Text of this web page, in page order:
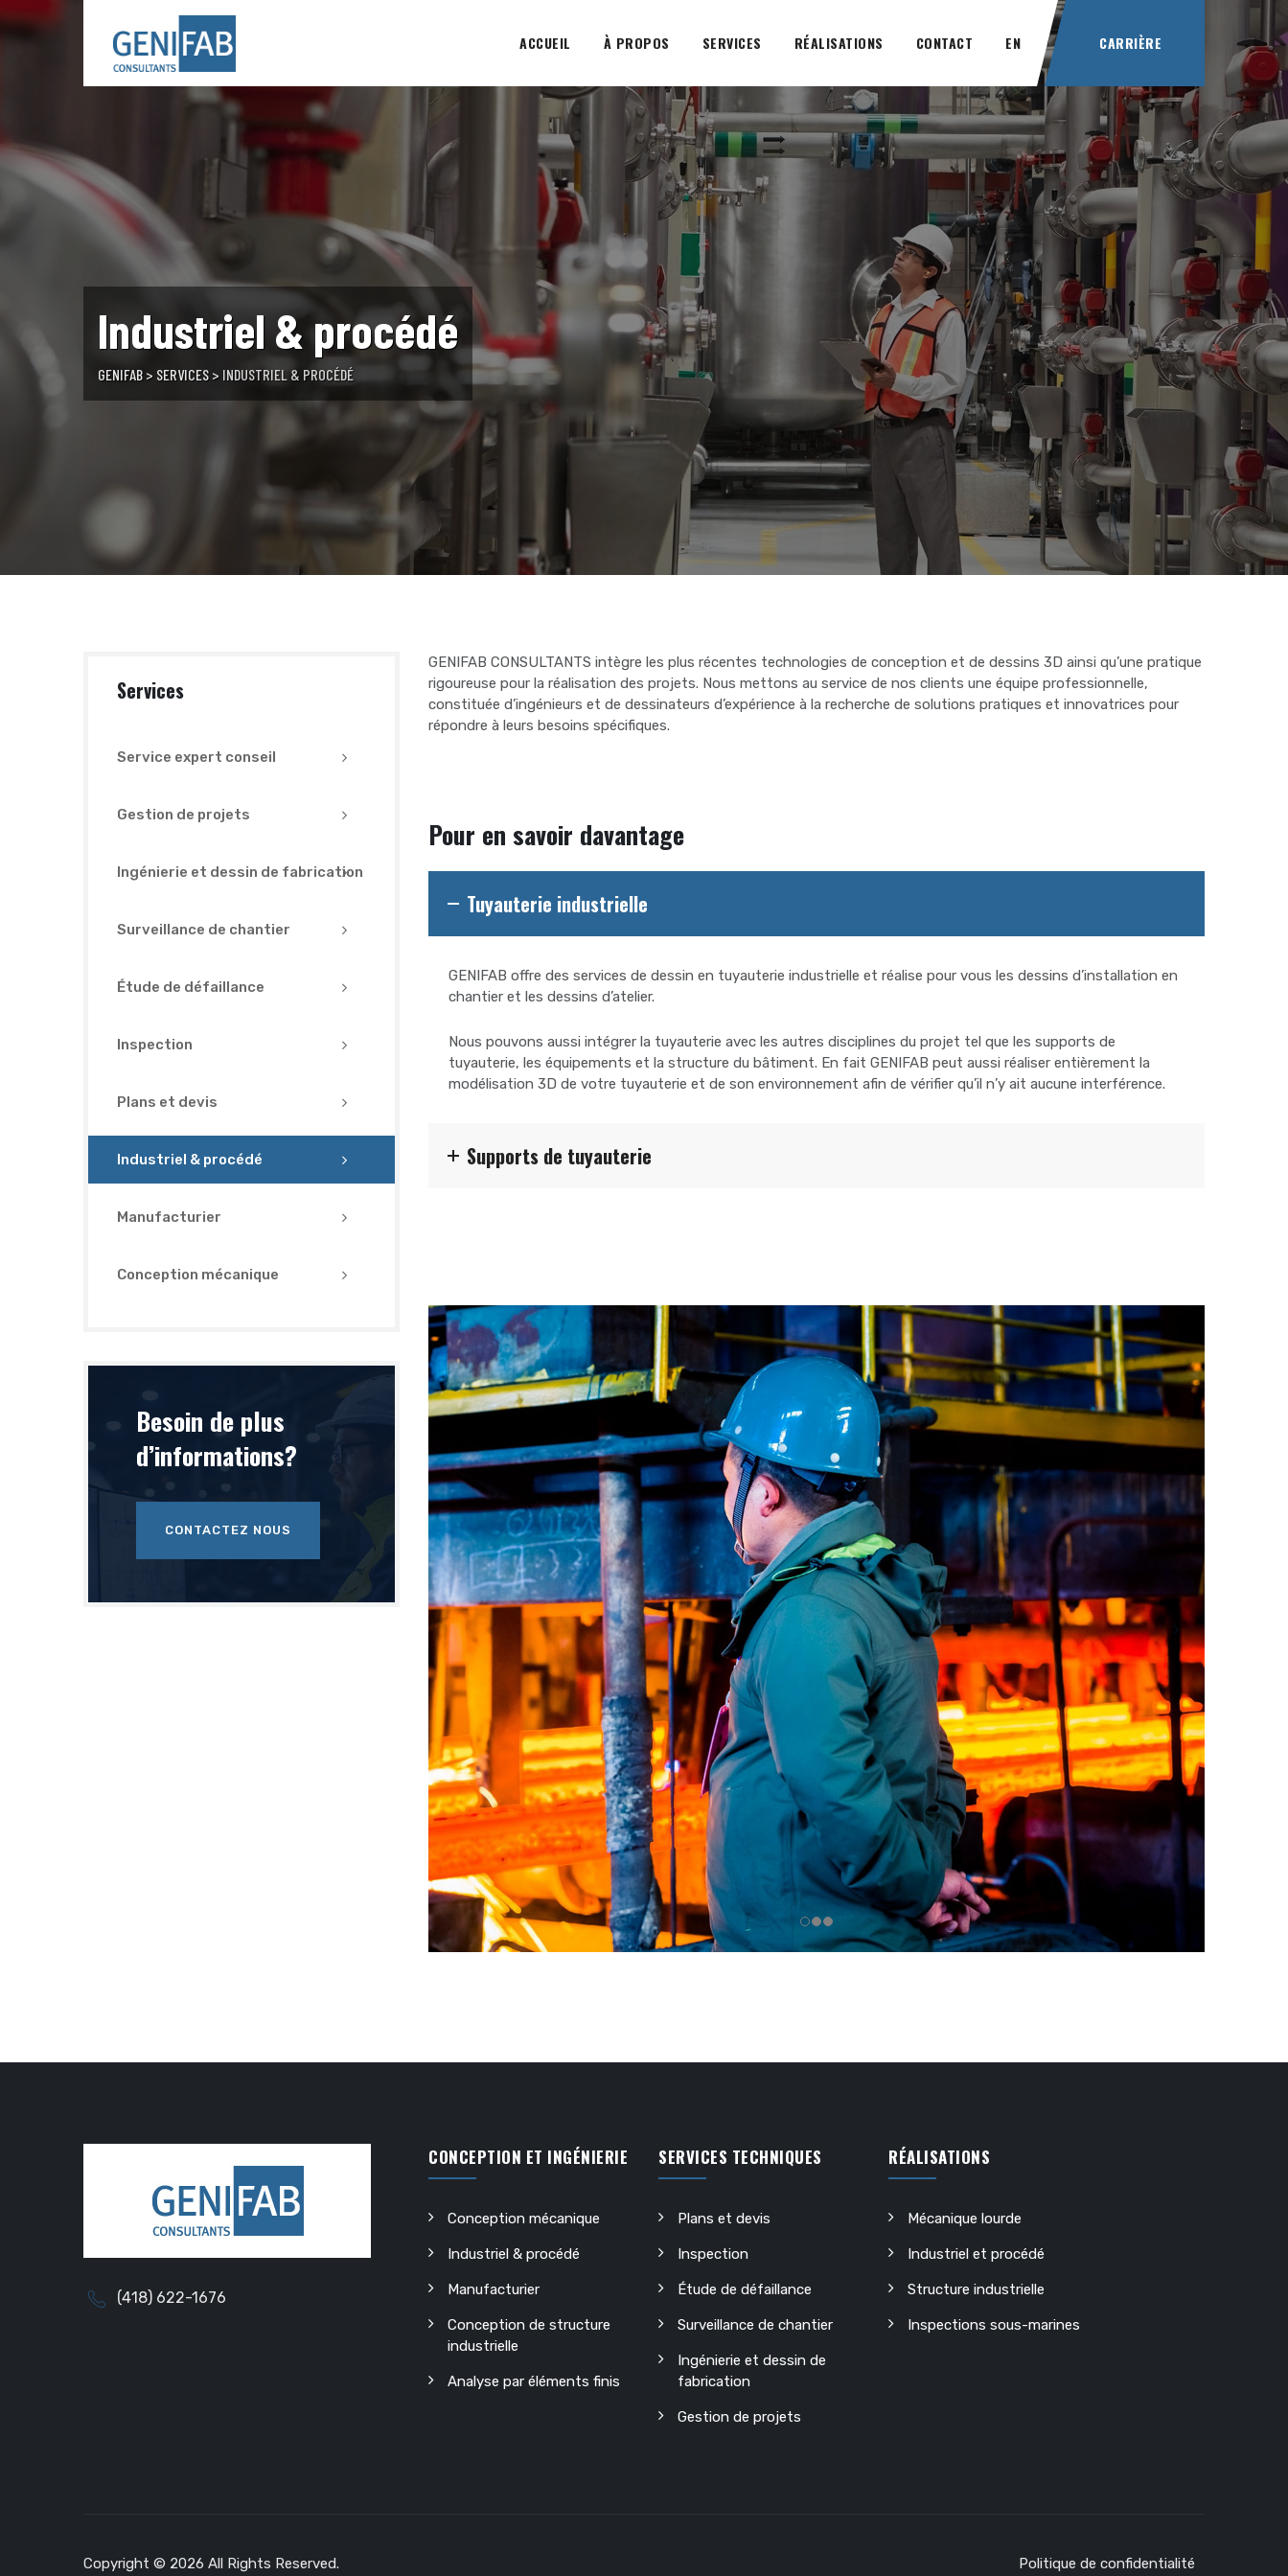
ACCUEIL À PROPOS SERVICES RÉALISATIONS CONTACT EN CARRIÈRE
Industriel & procédé
GENIFAB > SERVICES > INDUSTRIEL & PROCÉDÉ
GENIFAB CONSULTANTS intègre les plus récentes technologies de conception et de dessins 3D ainsi qu’une pratique
rigoureuse pour la réalisation des projets. Nous mettons au service de nos clients une équipe professionnelle,
constituée d’ingénieurs et de dessinateurs d’expérience à la recherche de solutions pratiques et innovatrices pour
répondre à leurs besoins spécifiques.
Pour en savoir davantage
Tuyauterie industrielle
GENIFAB offre des services de dessin en tuyauterie industrielle et réalise pour vous les dessins d’installation en
chantier et les dessins d’atelier.
Nous pouvons aussi intégrer la tuyauterie avec les autres disciplines du projet tel que les supports de
tuyauterie, les équipements et la structure du bâtiment. En fait GENIFAB peut aussi réaliser entièrement la
modélisation 3D de votre tuyauterie et de son environnement afin de vérifier qu’il n’y ait aucune interférence.
Supports de tuyauterie
Services
Service expert conseil
Gestion de projets
Ingénierie et dessin de fabrication
Surveillance de chantier
Étude de défaillance
Inspection
Plans et devis
Industriel & procédé
Manufacturier
Conception mécanique
Besoin de plus
d’informations?
CONTACTEZ NOUS
(418) 622-1676
CONCEPTION ET INGÉNIERIE
Conception mécanique
Industriel & procédé
Manufacturier
Conception de structure
industrielle
Analyse par éléments finis
SERVICES TECHNIQUES
Plans et devis
Inspection
Étude de défaillance
Surveillance de chantier
Ingénierie et dessin de
fabrication
Gestion de projets
RÉALISATIONS
Mécanique lourde
Industriel et procédé
Structure industrielle
Inspections sous-marines
Copyright © 2026 All Rights Reserved. Politique de confidentialité